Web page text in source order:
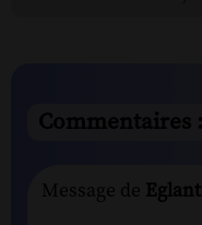
Commentaires :
Message de